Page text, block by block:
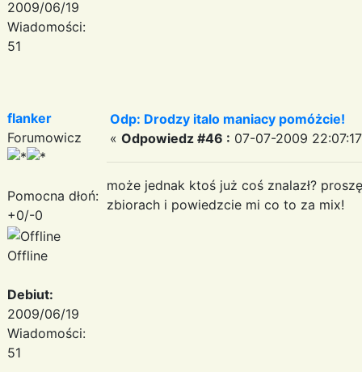
2009/06/19
Wiadomości:
51
flanker
Forumowicz
Pomocna dłoń:
+0/-0
Offline
Debiut:
2009/06/19
Wiadomości:
51
Odp: Drodzy italo maniacy pomóżcie!
« Odpowiedz #46 : 07-07-2009
może jednak ktoś już coś znalazł?
zbiorach i powiedzcie mi co to za mix!